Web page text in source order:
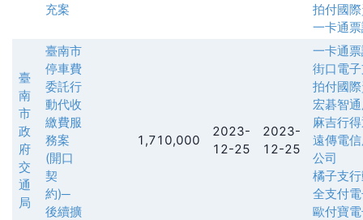
充案
拍付國
一卡通
臺
南
市
政
府
交
通
局
臺南市
停車費
委託行
動代收
繳費服
務案
(開口
契
約)─
後續擴
1,710,000
2023-
12-25
2023-
12-25
一卡通
街口電
拍付國
宏碁智
麻吉行
遠傳電
公司
橘子支
全支付
歐付寶